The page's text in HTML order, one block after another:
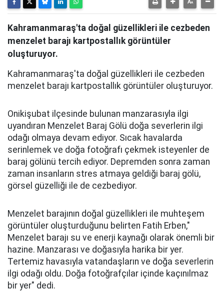
Kahramanmaraş'ta doğal güzellikleri ile cezbeden
menzelet barajı kartpostallık görüntüler
oluşturuyor.
Kahramanmaraş'ta doğal güzellikleri ile cezbeden
menzelet barajı kartpostallık görüntüler oluşturuyor.
Onikişubat ilçesinde bulunan manzarasıyla ilgi
uyandıran Menzelet Baraj Gölü doğa severlerin ilgi
odağı olmaya devam ediyor. Sıcak havalarda
serinlemek ve doğa fotoğrafı çekmek isteyenler de
baraj gölünü tercih ediyor. Depremden sonra zaman
zaman insanların stres atmaya geldiği baraj gölü,
görsel güzelliği ile de cezbediyor.
Menzelet barajının doğal güzellikleri ile muhteşem
görüntüler oluşturduğunu belirten Fatih Erben,"
Menzelet barajı su ve enerji kaynağı olarak önemli bir
hazine. Manzarası ve doğasıyla harika bir yer.
Tertemiz havasıyla vatandaşların ve doğa severlerin
ilgi odağı oldu. Doğa fotoğrafçılar içinde kaçınılmaz
bir yer" dedi.